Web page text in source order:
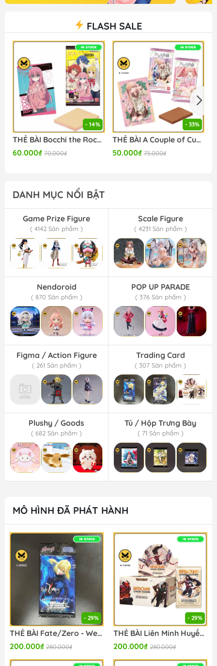
FLASH SALE
- 14%
THẺ BÀI Bocchi the Rock! - Wafer (Bandai Spirits ) PACK CARD CHÍNH HÃNG
60.000₫ 70.000₫
- 33%
THẺ BÀI A Couple of Cuckoos - Wafer Set of 20 (Bandai) PACK CARD CHÍNH HÃNG
50.000₫ 75.000₫
DANH MỤC NỔI BẬT
Game Prize Figure
( 4142 Sản phẩm )
Scale Figure
( 4231 Sản phẩm )
Nendoroid
( 870 Sản phẩm )
POP UP PARADE
( 376 Sản phẩm )
Figma / Action Figure
( 261 Sản phẩm )
Trading Card
( 307 Sản phẩm )
Plushy / Goods
( 682 Sản phẩm )
Tủ / Hộp Trưng Bày
( 71 Sản phẩm )
MÔ HÌNH ĐÃ PHÁT HÀNH
- 29%
THẺ BÀI Fate/Zero - Weiss Schwarz - Extra Booster Box (Bushiroad) PACK CARD CHÍNH HÃNG
200.000₫ 280.000₫
- 29%
THẺ BÀI Liên Minh Huyền Thoại - Riftbound: Spiritforged - Booster Box - League of Legends TCG/Card Game (Riot Games) CARD CHÍNH HÃNG
200.000₫ 280.000₫